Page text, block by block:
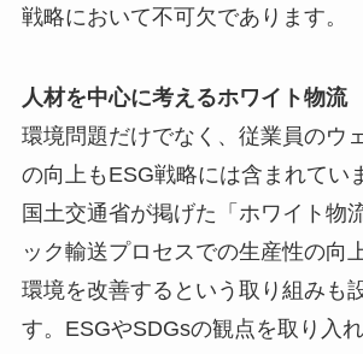
戦略において不可欠であります。
人材を中心に考えるホワイト物流
環境問題だけでなく、従業員のウ
の向上もESG戦略には含まれてい
国土交通省が掲げた「ホワイト物
ック輸送プロセスでの生産性の向
環境を改善するという取り組みも
す。ESGやSDGsの観点を取り入